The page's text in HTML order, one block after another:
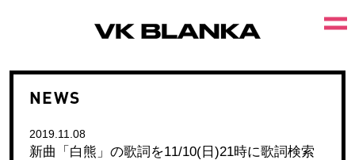
NEWS
2019.11.08
新曲「白熊」の歌詞を11/10(日)21時に歌詞検索